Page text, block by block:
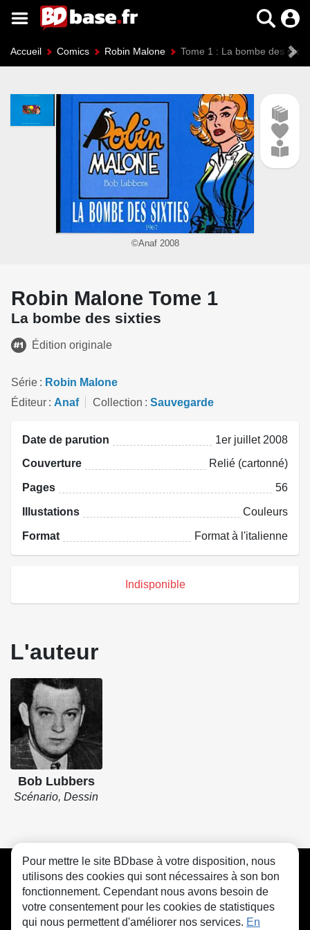
Accueil Comics Robin Malone Tome 1 : La bombe des
©Anaf 2008
Robin Malone Tome 1
La bombe des sixties
Édition originale
Série
Robin Malone
Éditeur
Anaf Collection Sauvegarde
Date de parution 1er juillet 2008
Couverture Relié (cartonné)
Pages 56
Illustations Couleurs
Format Format à l'italienne
Indisponible
L'auteur
Bob Lubbers
Scénario, Dessin
CGU FAQ Contact Cookies
Pour mettre le site BDbase à votre disposition, nous
utilisons des cookies qui sont nécessaires à son bon
fonctionnement. Cependant nous avons besoin de
votre consentement pour les cookies de statistiques
qui nous permettent d'améliorer nos services. En